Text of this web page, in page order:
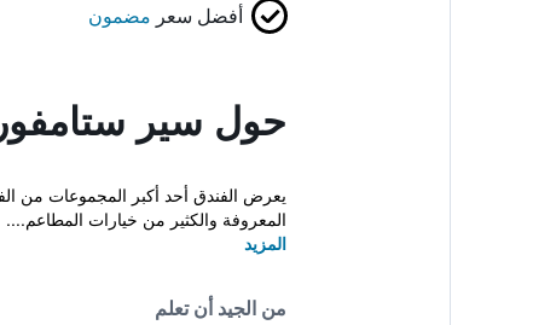
أفضل سعر مضمون
حول سير
يعرض الفندق أحد أكبر المجموعات من
المعروفة والكثير من خيارات المطاعم....
المزيد
من الجيد أن تعلم